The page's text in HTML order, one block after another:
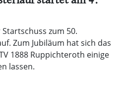
zum 50.
Zum Jubiläum hat sich das
1888 Ruppichteroth einige
lassen.